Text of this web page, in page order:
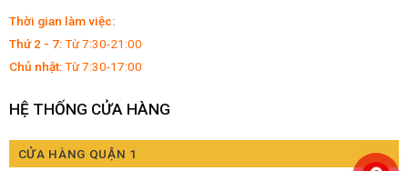
Thời gian làm việc:
Thứ 2 - 7:Từ 7:30-21:00
Chủ nhật:Từ 7:30-17:00
HỆ THỐNG CỬA HÀNG
CỬA HÀNG QUẬN 1